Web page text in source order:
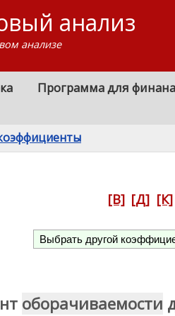
анализ
анализе
Программа для
[В] [Д] [К]
оборачиваемости